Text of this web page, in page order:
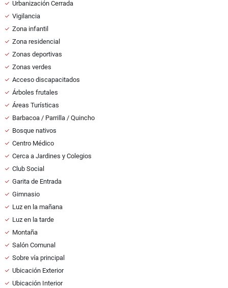
Urbanización Cerrada
Vigilancia
Zona infantil
Zona residencial
Zonas deportivas
Zonas verdes
Acceso discapacitados
Árboles frutales
Áreas Turísticas
Barbacoa / Parrilla / Quincho
Bosque nativos
Centro Médico
Cerca a Jardines y Colegios
Club Social
Garita de Entrada
Gimnasio
Luz en la mañana
Luz en la tarde
Montaña
Salón Comunal
Sobre vía principal
Ubicación Exterior
Ubicación Interior